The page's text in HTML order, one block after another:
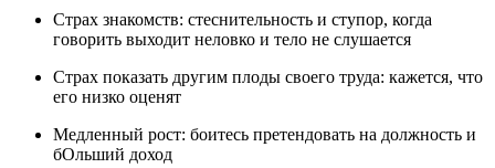
Страх знакомств: стеснительность и ступор, когда
говорить выходит неловко и тело не слушается
Страх показать другим плоды своего труда: кажется, что
его низко оценят
Медленный рост: боитесь претендовать на должность и
бОльший доход